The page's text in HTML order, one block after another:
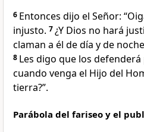
6 Entonces dijo el Señor:
injusto. 7¿Y Dios no hará
claman a él de día y de
8 Les digo que los
cuando venga el Hijo del
tierra?”.
Parábola del fariseo y el